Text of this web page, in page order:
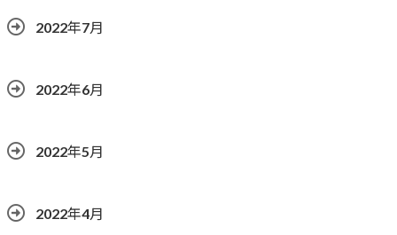
2022年7月
2022年6月
2022年5月
2022年4月